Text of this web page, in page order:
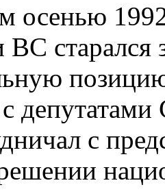
осенью
старался
с